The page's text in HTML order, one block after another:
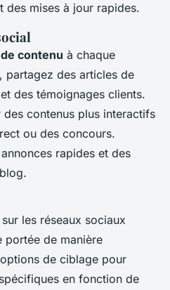
des mises à jour rapides.
contenu à chaque
partagez des articles de
des témoignages clients.
contenus plus interactifs
ou des concours.
rapides et des
sur les réseaux sociaux
portée de manière
de ciblage pour
en fonction de